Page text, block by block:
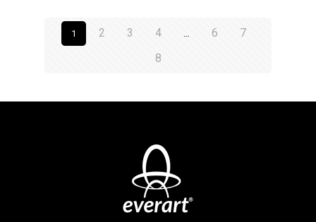
1 2 3 4 6
7
8